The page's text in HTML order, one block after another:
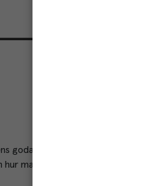
goda kraft. Tillsammans med
hur man med enkla medel kan för